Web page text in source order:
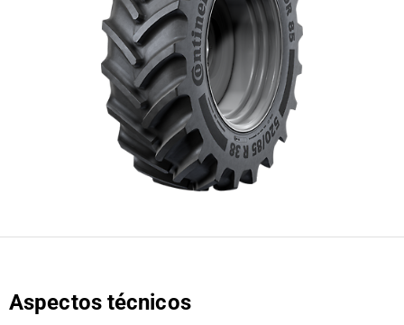
Aspectos técnicos